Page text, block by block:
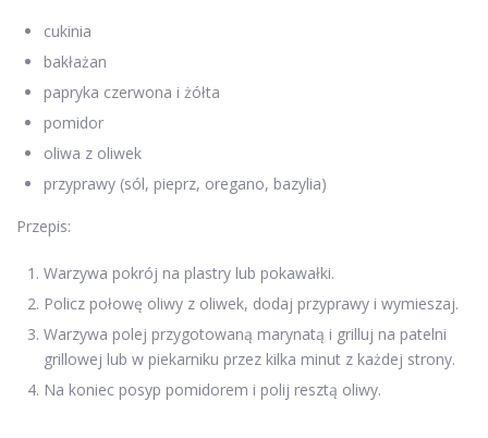
cukinia
bakłażan
papryka czerwona i żółta
pomidor
oliwa z oliwek
przyprawy (sól, pieprz, oregano, bazylia)
Przepis:
Warzywa pokrój na plastry lub pokawałki.
Policz połowę oliwy z oliwek, dodaj przyprawy i wymieszaj.
Warzywa polej przygotowaną marynatą i grilluj na patelni
grillowej lub w piekarniku przez kilka minut z każdej strony.
Na koniec posyp pomidorem i polij resztą oliwy.